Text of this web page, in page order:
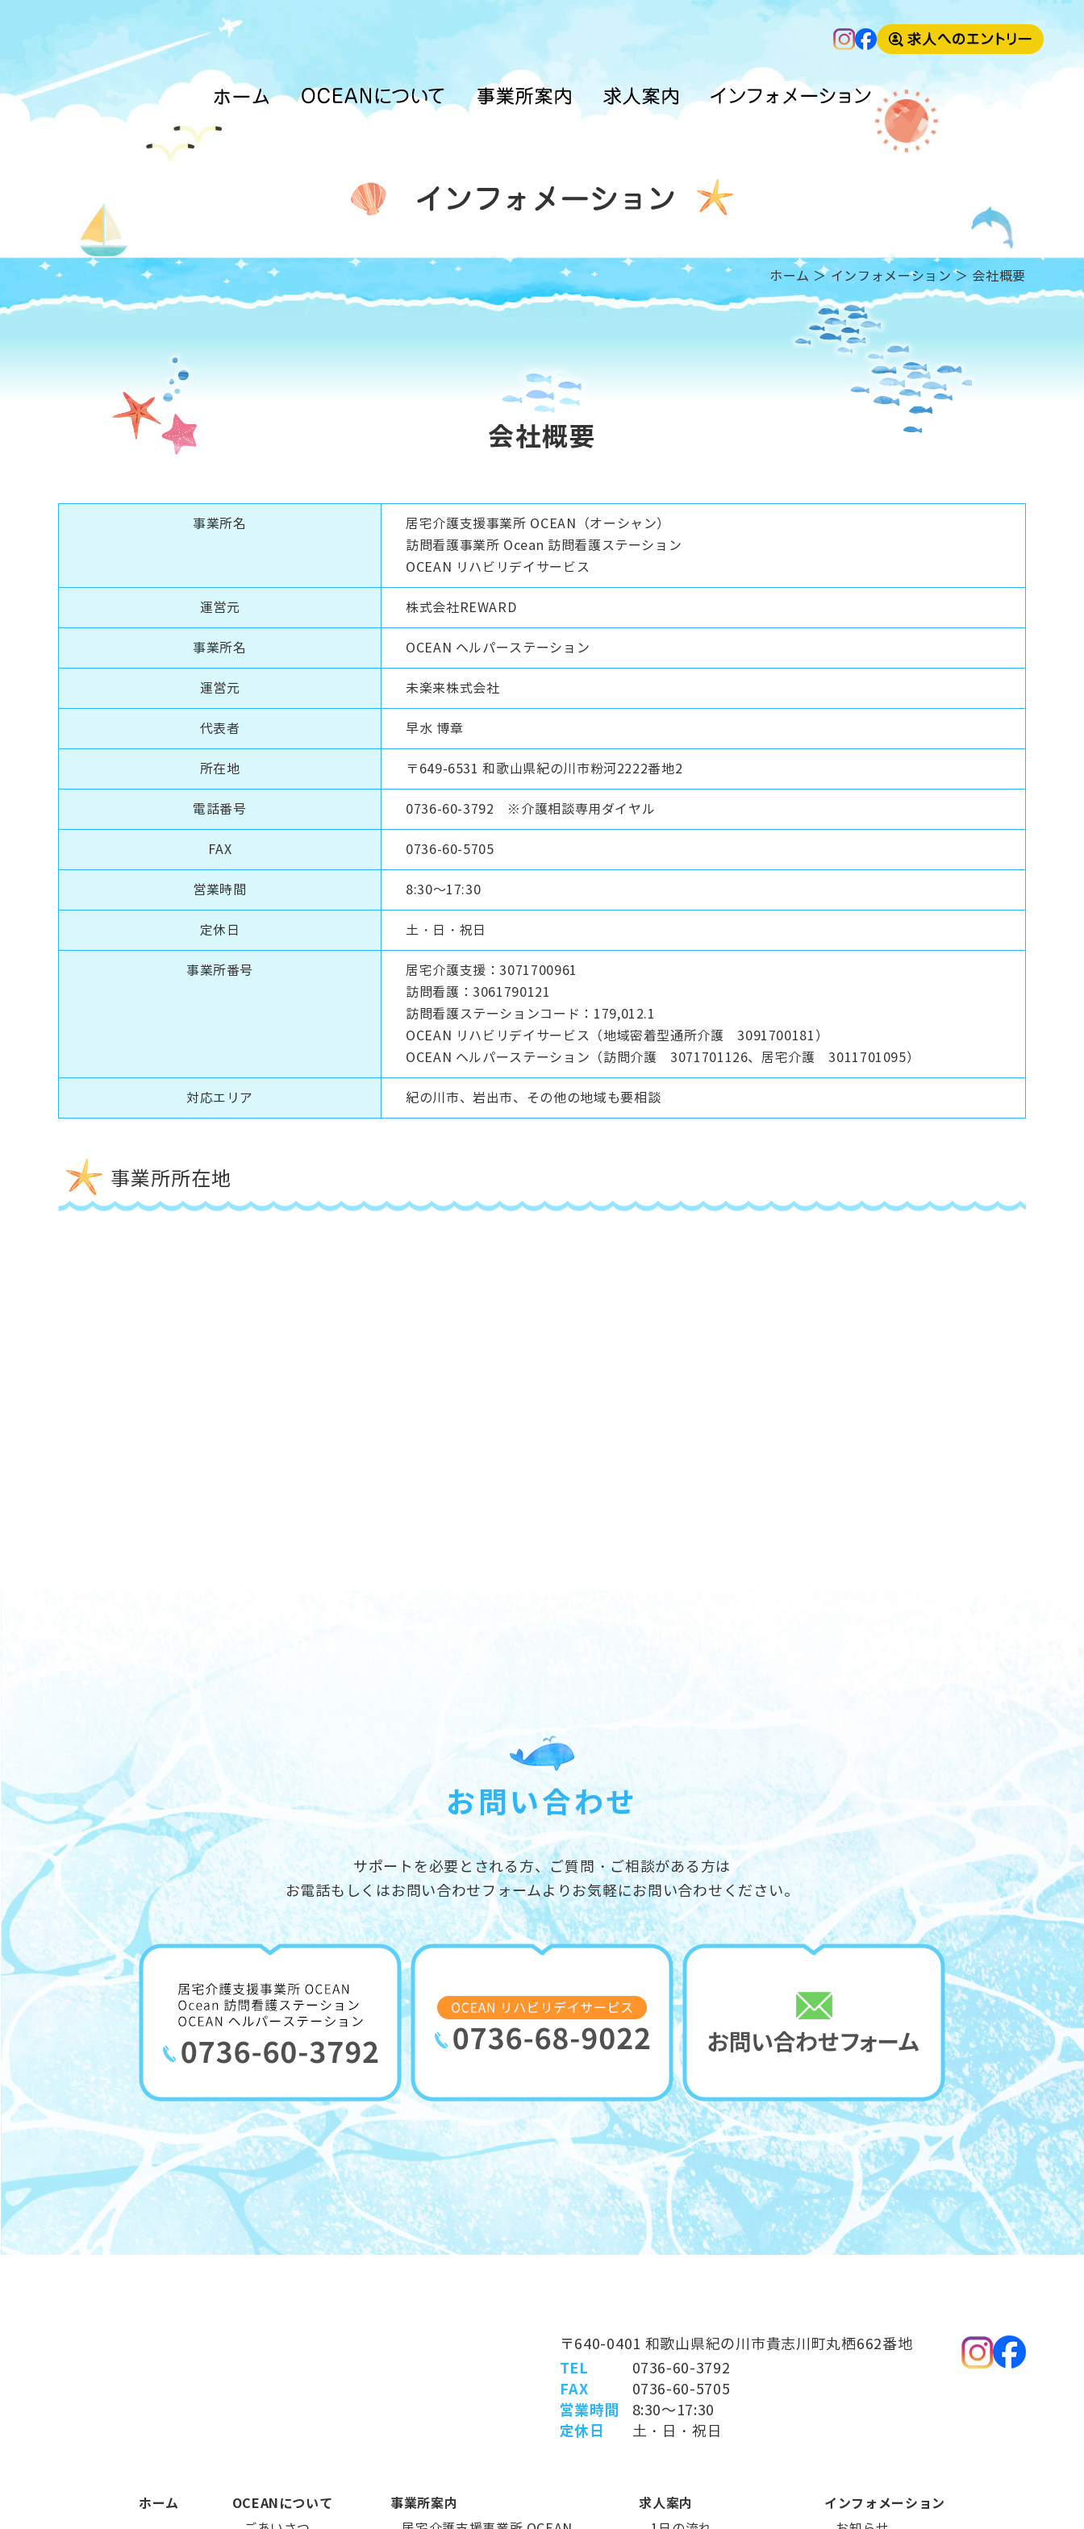
ホーム ＞ インフォメーション ＞ 会社概要
会社概要
事業所名
居宅介護支援事業所 OCEAN（オーシャン）
訪問看護事業所 Ocean 訪問看護ステーション
OCEAN リハビリデイサービス
運営元 株式会社REWARD
事業所名 OCEAN ヘルパーステーション
運営元 未楽来株式会社
代表者 早水 博章
所在地 〒649-6531 和歌山県紀の川市粉河2222番地2
電話番号 0736-60-3792 ※介護相談専用ダイヤル
FAX 0736-60-5705
営業時間 8:30～17:30
定休日 土・日・祝日
事業所番号
居宅介護支援：3071700961
訪問看護：3061790121
訪問看護ステーションコード：179,012.1
OCEAN リハビリデイサービス（地域密着型通所介護 3091700181）
OCEAN ヘルパーステーション（訪問介護 3071701126、居宅介護 3011701095）
対応エリア 紀の川市、岩出市、その他の地域も要相談
事業所所在地
お問い合わせ
サポートを必要とされる方、ご質問・ご相談がある方は
お電話もしくはお問い合わせフォームよりお気軽にお問い合わせください。
〒640-0401 和歌山県紀の川市貴志川町丸栖662番地
TEL 0736-60-3792
FAX 0736-60-5705
営業時間 8:30～17:30
定休日 土・日・祝日
ホーム OCEANについて 事業所案内 求人案内 インフォメーション